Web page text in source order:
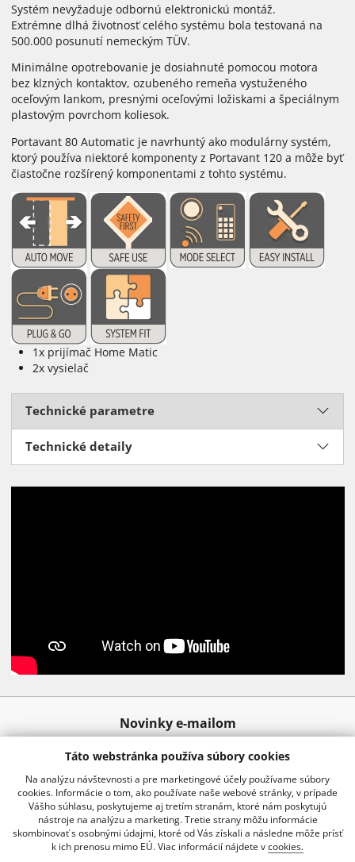
Systém nevyžaduje odbornú elektronickú montáž.
Extrémne dlhá životnosť celého systému bola testovaná na
500.000 posunutí nemeckým TÜV.
Minimálne opotrebovanie je dosiahnuté pomocou motora
bez klzných kontaktov, ozubeného remeňa vystuženého
oceľovým lankom, presnými oceľovými ložiskami a špeciálnym
plastovým povrchom koliesok.
Portavant 80 Automatic je navrhuntý ako modulárny systém,
ktorý používa niektoré komponenty z Portavant 120 a môže byť
čiastočne rozšírený komponentami z tohto systému.
1x prijímač Home Matic
2x vysielač
Technické parametre
Technické detaily
Novinky e-mailom
Odoslať
02 20920 888 info@kraussro.sk
Táto webstránka používa súbory cookies
Na analýzu návštevnosti a pre marketingové účely používame súbory
cookies. Informácie o tom, ako používate naše webové stránky, v prípade
Vášho súhlasu, poskytujeme aj tretím stranám, ktoré nám poskytujú
nástroje na analýzu a marketing. Tretie strany môžu informácie
skombinovať s osobnými údajmi, ktoré od Vás získali a následne môže prísť
k ich prenosu mimo EÚ. Viac informácií nájdete v cookies.